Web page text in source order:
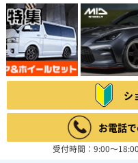
シ
お電話
受付時間：9:00～